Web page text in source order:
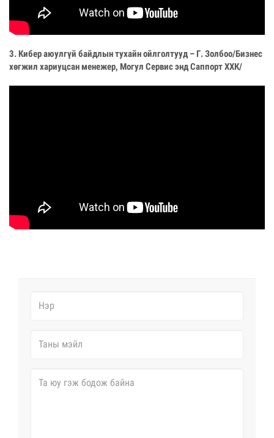
3. Кибер аюулгүй байдлын тухайн ойлголтууд – Г. Золбоо/Бизнес
хөгжил хариуцсан менежер, Могул Сервис энд Саппорт ХХК/